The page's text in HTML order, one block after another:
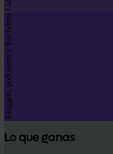
Bloggers, podcasters y YouTubers
Lo que ganas